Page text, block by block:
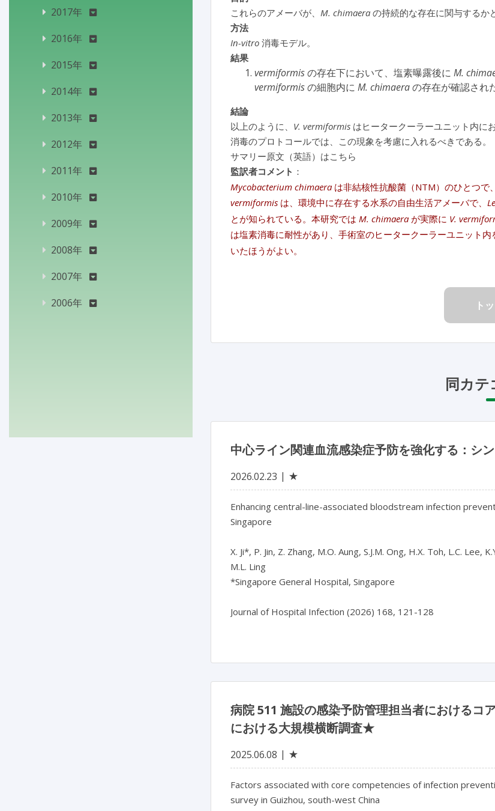
これらのアメーバが、 M. chimaera の持続的な存在に関与するか
方法
In-vitro 消毒モデル。
結果
vermiformisの存在下において、塩素曝露後に M.
vermiformisの細胞内に M. chimaeraの存在が確認された
結論
以上のように、 V. vermiformis はヒータークーラーユニット内に
消毒のプロトコールでは、この現象を考慮に入れるべきである。
サマリー原文（英語）はこちら
監訳者コメント ：
Mycobacterium chimaera は非結核性抗酸菌（NTM）のひとつで
vermiformis は、環境中に存在する水系の自由生活アメーバで、
とが知られている。本研究では M. chimaera が実際に V.
は塩素消毒に耐性があり、手術室のヒータークーラーユニット
いたほうがよい。
ト
同カテ
中心ライン関連血流感染症予防を強化する：シ
2026.02.23 ★
Enhancing central-line-associated bloodstream infection
Singapore
X. Ji*, P. Jin, Z. Zhang, M.O. Aung, S.J.M. Ong, H.X. Toh, L.C. Lee,
M.L. Ling
*Singapore General Hospital, Singapore
Journal of Hospital Infection (2026) 168, 121-128
病院 511 施設の感染予防管理担当者におけるコ
における大規模横断調査★
2025.06.08 ★
Factors associated with core competencies of infection
survey in Guizhou, south-west China
2017年
2016年
2015年
2014年
2013年
2012年
2011年
2010年
2009年
2008年
2007年
2006年